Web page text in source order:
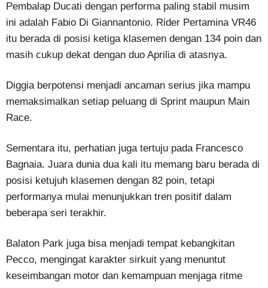
Pembalap Ducati dengan performa paling stabil musim
ini adalah Fabio Di Giannantonio. Rider Pertamina VR46
itu berada di posisi ketiga klasemen dengan 134 poin dan
masih cukup dekat dengan duo Aprilia di atasnya.
Diggia berpotensi menjadi ancaman serius jika mampu
memaksimalkan setiap peluang di Sprint maupun Main
Race.
Sementara itu, perhatian juga tertuju pada Francesco
Bagnaia. Juara dunia dua kali itu memang baru berada di
posisi ketujuh klasemen dengan 82 poin, tetapi
performanya mulai menunjukkan tren positif dalam
beberapa seri terakhir.
Balaton Park juga bisa menjadi tempat kebangkitan
Pecco, mengingat karakter sirkuit yang menuntut
keseimbangan motor dan kemampuan menjaga ritme